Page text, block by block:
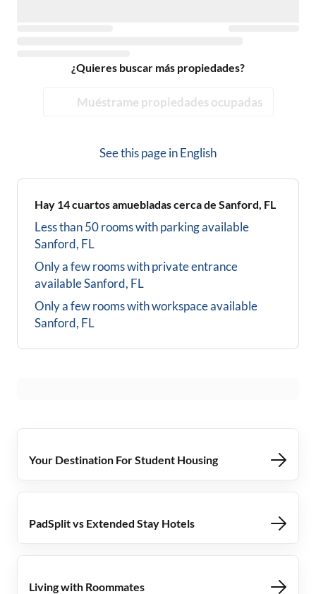
¿Quieres buscar más propiedades?
Muéstrame propiedades ocupadas
See this page inEnglish
Hay 14cuartos amuebladas cerca de Sanford, FL
Less than 50 rooms with parking available
Sanford, FL
Only a few rooms with private entrance
availableSanford, FL
Only a few rooms with workspace available
Sanford, FL
Your Destination For Student Housing
PadSplit vs Extended Stay Hotels
Living with Roommates